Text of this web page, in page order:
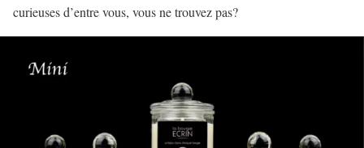
curieuses d’entre vous, vous ne trouvez pas?